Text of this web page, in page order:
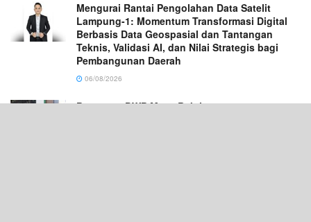
Mengurai Rantai Pengolahan Data Satelit
Lampung-1: Momentum Transformasi Digital
Berbasis Data Geospasial dan Tantangan
Teknis, Validasi AI, dan Nilai Strategis bagi
Pembangunan Daerah
06/08/2026
Pengurus DWP Masa Bakti 2024–2029 se-